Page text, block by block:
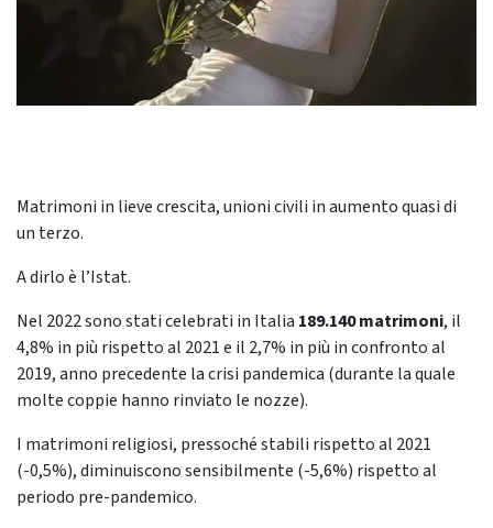
Matrimoni in lieve crescita, unioni civili in aumento quasi di
un terzo.
A dirlo è l’Istat.
Nel 2022 sono stati celebrati in Italia 189.140 matrimoni, il
4,8% in più rispetto al 2021 e il 2,7% in più in confronto al
2019, anno precedente la crisi pandemica (durante la quale
molte coppie hanno rinviato le nozze).
I matrimoni religiosi, pressoché stabili rispetto al 2021
(-0,5%), diminuiscono sensibilmente (-5,6%) rispetto al
periodo pre-pandemico.